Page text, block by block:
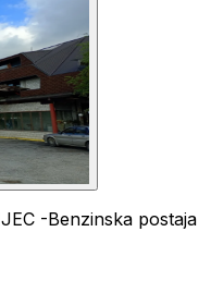
-Benzinska postaja